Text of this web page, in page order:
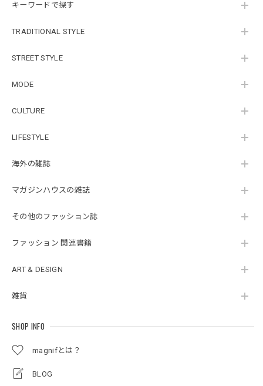
キーワードで探す
TRADITIONAL STYLE
STREET STYLE
MODE
CULTURE
LIFESTYLE
海外の雑誌
マガジンハウスの雑誌
その他のファッション誌
ファッション 関連書籍
ART & DESIGN
雑貨
SHOP INFO
magnifとは？
BLOG